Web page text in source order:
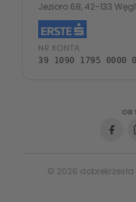
Jezioro 68, 42-133
NR KONTA:
39 1090 1795 0000
© 2026